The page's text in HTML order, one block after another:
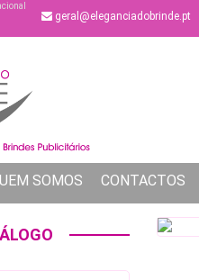
geral@eleganciadobrinde.pt
SOMOS CONTACTOS